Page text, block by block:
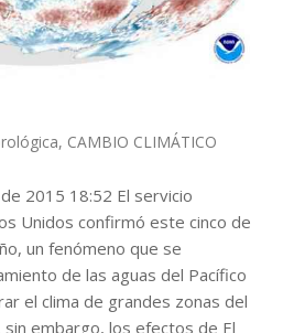
, CAMBIO CLIMÁTICO
2015 18:52 El servicio
Unidos confirmó este cinco de
un fenómeno que se
de las aguas del Pacífico
el clima de grandes zonas del
sin embargo, los efectos de El